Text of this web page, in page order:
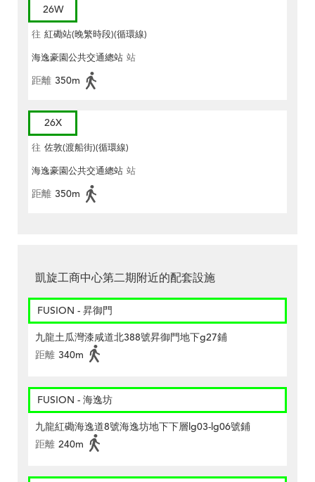
26W
往 紅磡站(晚繁時段)(循環線)
海逸豪園公共交通總站 站
距離 350m
26X
往 佐敦(渡船街)(循環線)
海逸豪園公共交通總站 站
距離 350m
凱旋工商中心第二期附近的配套設施
FUSION - 昇御門
九龍土瓜灣漆咸道北388號昇御門地下g27鋪
距離 340m
FUSION - 海逸坊
九龍紅磡海逸道8號海逸坊地下下層lg03-lg06號鋪
距離 240m